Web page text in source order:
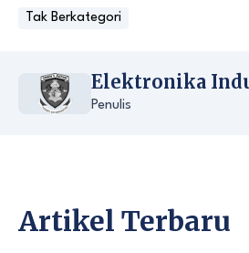
Tak Berkategori
Elektronika
Penulis
Artikel Terbaru